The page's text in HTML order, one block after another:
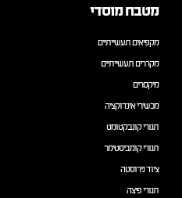
מטבח מוסדי
מקפיאים תעשייתיים
מקררים תעשייתיים
מיקסרים
מכשירי אינדוקציה
תנורי קונבקטומט
תנורי קומביסטימר
ציוד נירוסטה
תנורי פיצה